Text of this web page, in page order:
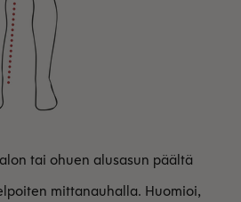
tai ohuen alusasun päältä
mittanauhalla. Huomioi,